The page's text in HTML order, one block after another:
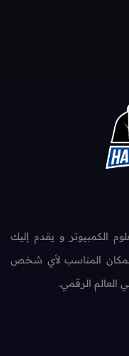
الكمبيوتر و يقدم إليك
المناسب لأي شخص
الرقمي.